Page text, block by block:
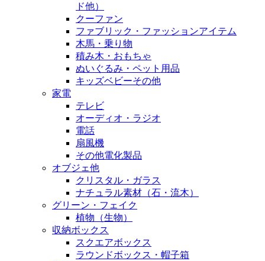
ド他）
クーファン
ファブリック・ファッションアイテム
木馬・乗り物
積み木・おもちゃ
ぬいぐるみ・ペット用品
キッズベビーその他
家電
テレビ
オーディオ・ラジオ
電話
扇風機
その他電化製品
オブジェ他
クリスタル・ガラス
ナチュラル素材（石・流木）
グリーン・フェイク
植物（生物）
収納ボックス
スクエアボックス
ラウンドボックス・帽子箱